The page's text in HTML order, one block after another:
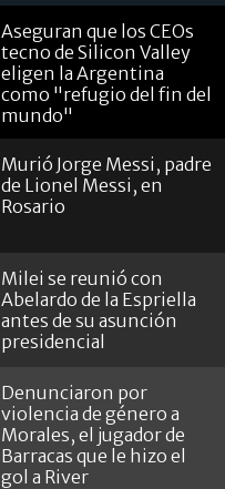
Aseguran que los CEOs
tecno de Silicon Valley
eligen la Argentina
como "refugio del fin del
mundo"
Murió Jorge Messi, padre
de Lionel Messi, en
Rosario
Milei se reunió con
Abelardo de la Espriella
antes de su asunción
presidencial
Denunciaron por
violencia de género a
Morales, el jugador de
Barracas que le hizo el
gol a River